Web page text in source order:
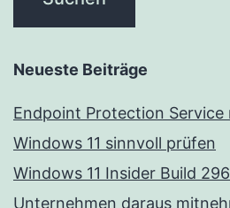
Neueste Beiträge
Endpoint Protection Service
Windows 11 sinnvoll prüfen
Windows 11 Insider Build
Unternehmen daraus